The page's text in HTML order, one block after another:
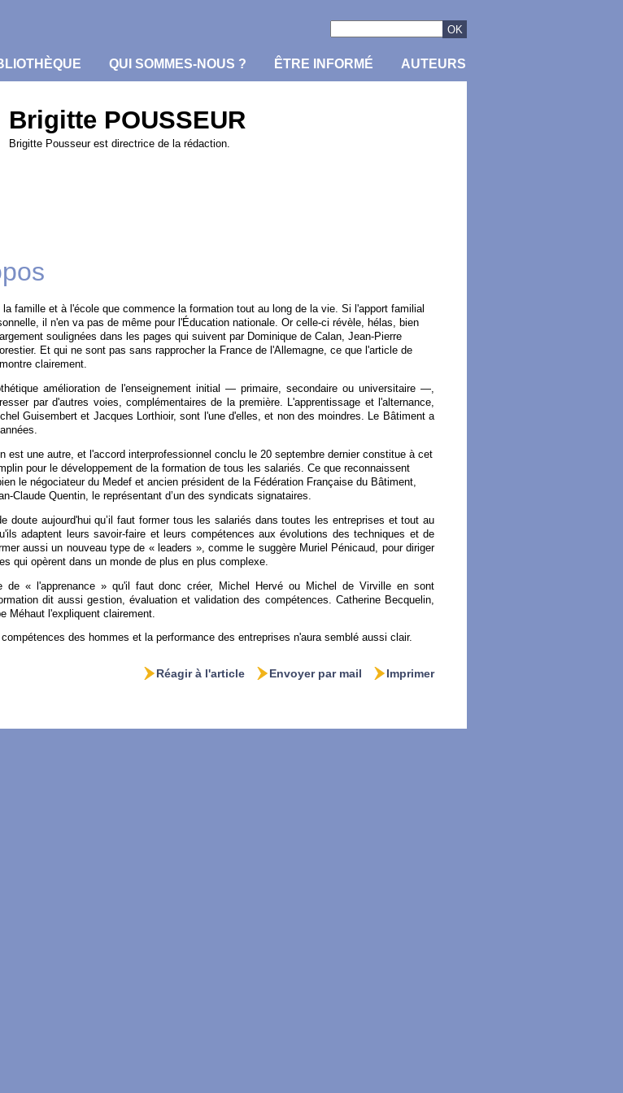
QUI SOMMES-NOUS ? ÊTRE INFORMÉ AUTEURS
Brigitte POUSSEUR
Brigitte Pousseur est directrice de la rédaction.
famille et à l'école que commence la formation tout au long de la vie. Si l'apport familial
il n'en va pas de même pour l'Éducation nationale. Or celle-ci révèle, hélas, bien
soulignées dans les pages qui suivent par Dominique de Calan, Jean-Pierre
Et qui ne sont pas sans rapprocher la France de l'Allemagne, ce que l'article de
clairement.
amélioration de l'enseignement initial — primaire, secondaire ou universitaire —,
par d'autres voies, complémentaires de la première. L'apprentissage et l'alternance,
Guisembert et Jacques Lorthioir, sont l'une d'elles, et non des moindres. Le Bâtiment a
est une autre, et l'accord interprofessionnel conclu le 20 septembre dernier constitue à cet
pour le développement de la formation de tous les salariés. Ce que reconnaissent
le négociateur du Medef et ancien président de la Fédération Française du Bâtiment,
Claude Quentin, le représentant d’un des syndicats signataires.
doute aujourd'hui qu’il faut former tous les salariés dans toutes les entreprises et tout au
adaptent leurs savoir-faire et leurs compétences aux évolutions des techniques et de
aussi un nouveau type de « leaders », comme le suggère Muriel Pénicaud, pour diriger
qui opèrent dans un monde de plus en plus complexe.
de « l'apprenance » qu'il faut donc créer, Michel Hervé ou Michel de Virville en sont
dit aussi gestion, évaluation et validation des compétences. Catherine Becquelin,
Méhaut l'expliquent clairement.
des hommes et la performance des entreprises n'aura semblé aussi clair.
Imprimer
Envoyer par mail
Réagir à l'article